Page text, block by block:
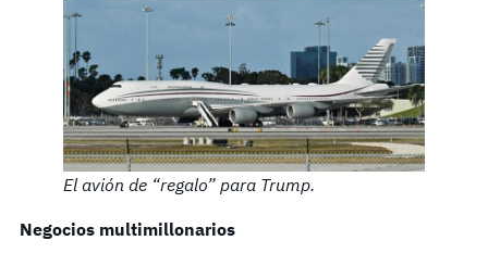
El avión de “regalo” para Trump.
Negocios multimillonarios